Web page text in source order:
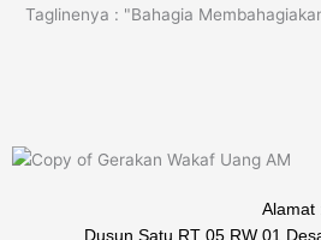
Taglinenya : "Bahagia
Alamat
Dusun Satu RT 05 RW 01